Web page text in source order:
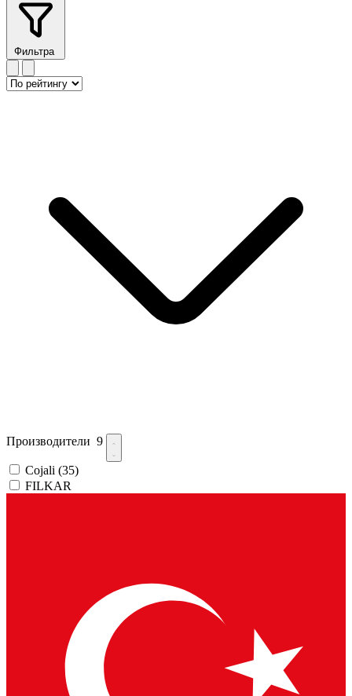
Фильтра
Производители 9
Cojali (35)
FILKAR